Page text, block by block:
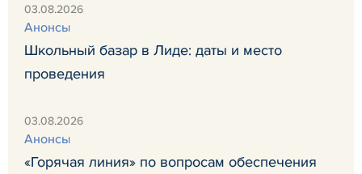
03.08.2026
Анонсы
Школьный базар в Лиде: даты и место
проведения
03.08.2026
Анонсы
«Горячая линия» по вопросам обеспечения